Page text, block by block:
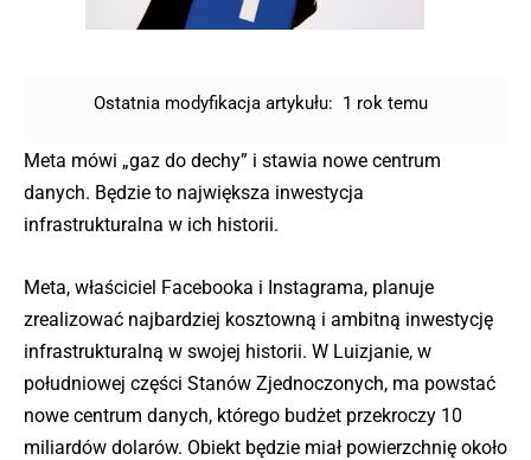
Ostatnia modyfikacja artykułu: 1 rok temu
Meta mówi „gaz do dechy” i stawia nowe centrum
danych. Będzie to największa inwestycja
infrastrukturalna w ich historii.
Meta, właściciel Facebooka i Instagrama, planuje
zrealizować najbardziej kosztowną i ambitną inwestycję
infrastrukturalną w swojej historii. W Luizjanie, w
południowej części Stanów Zjednoczonych, ma powstać
nowe centrum danych, którego budżet przekroczy 10
miliardów dolarów. Obiekt będzie miał powierzchnię około